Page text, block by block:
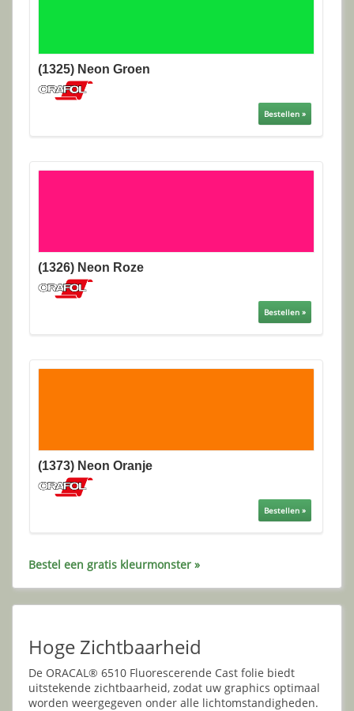
(1325) Neon Groen
Bestellen »
(1326) Neon Roze
Bestellen »
(1373) Neon Oranje
Bestellen »
Bestel een gratis kleurmonster »
Hoge Zichtbaarheid
De ORACAL® 6510 Fluorescerende Cast folie biedt
uitstekende zichtbaarheid, zodat uw graphics optimaal
worden weergegeven onder alle lichtomstandigheden.